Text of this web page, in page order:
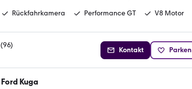
Rückfahrkamera Performance GT V8 Motor
(96)
Kontakt Parken
Ford Kuga